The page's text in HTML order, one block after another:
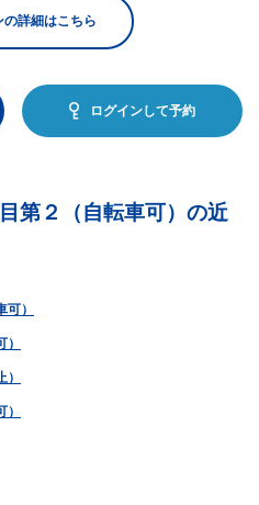
の詳細はこちら
ログインして予約
第２（自転車可）の近
）